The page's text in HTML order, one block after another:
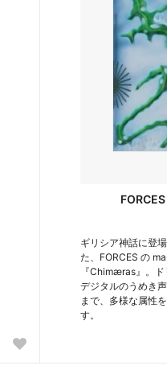
ギリシア神話に登
た、FORCES の
『Chimæras』。
デジタルのうめき
まで、多様な属性
す。